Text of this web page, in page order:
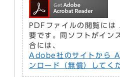
PDFファイルの閲覧に
要です。同ソフトがイン
合には、
Adobe社のサイトから
ンロード（無償）してく